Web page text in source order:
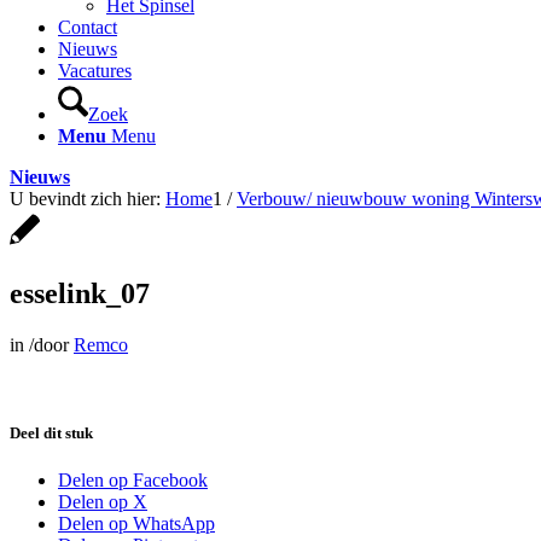
Het Spinsel
Contact
Nieuws
Vacatures
Zoek
Menu Menu
Nieuws
U bevindt zich hier: Home1 / Verbouw/ nieuwbouw woning
esselink_07
in /doorRemco
Deel dit stuk
Delen op Facebook
Delen op X
Delen op WhatsApp